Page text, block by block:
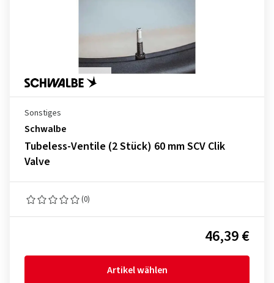
Sonstiges
Schwalbe
Tubeless-Ventile (2 Stück) 60 mm SCV Clik
Valve
(0)
46,39 €
Artikel wählen